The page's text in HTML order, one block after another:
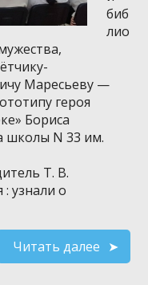
биб
лио
Маресьеву —
героя
Бориса
школы N 33 им.
Т. В.
узнали о
Читать далее